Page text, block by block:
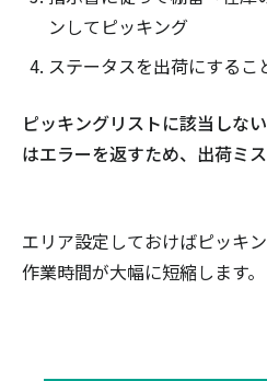
ンしてピッキング
ステータスを出荷にする
ピッキングリストに該当しな
はエラーを返すため、出荷ミ
エリア設定しておけばピッキ
作業時間が大幅に短縮します。